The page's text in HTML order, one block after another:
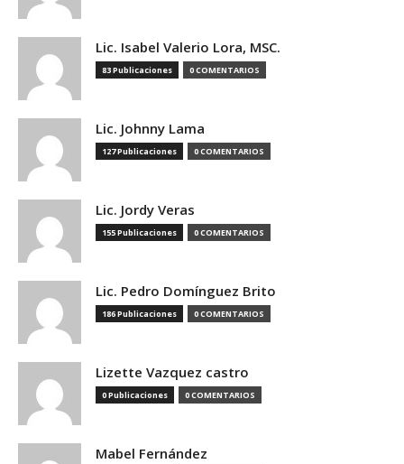
Lic. Isabel Valerio Lora, MSC.
83 Publicaciones 0 COMENTARIOS
Lic. Johnny Lama
127 Publicaciones 0 COMENTARIOS
Lic. Jordy Veras
155 Publicaciones 0 COMENTARIOS
Lic. Pedro Domínguez Brito
186 Publicaciones 0 COMENTARIOS
Lizette Vazquez castro
0 Publicaciones 0 COMENTARIOS
Mabel Fernández